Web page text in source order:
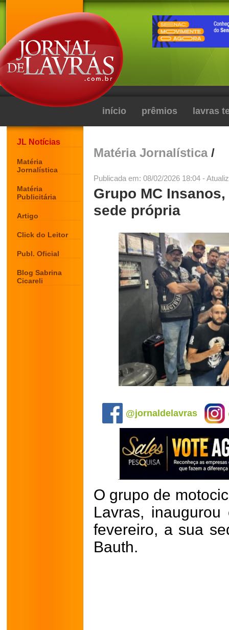
início prêmios lavras
JL Notícias
Matéria
Jornalística
Matéria
Publicitária
Artigo
Click do Leitor
Publ. Oficial
Blog Sabrina
Cicareli
Matéria Jornalística/
Publicada em: 08/02/2026 18:04 -
Grupo MC
sede própria
@jornaldelavras
O grupo de
Lavras,
fevereiro, a sua
Bauth.